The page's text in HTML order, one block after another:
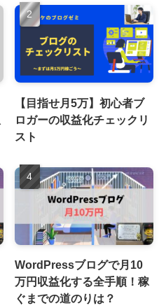
【目指せ月5万】初心者ブ
ロガーの収益化チェックリ
スト
WordPressブログで月10
万円収益化する全手順！稼
ぐまでの道のりは？